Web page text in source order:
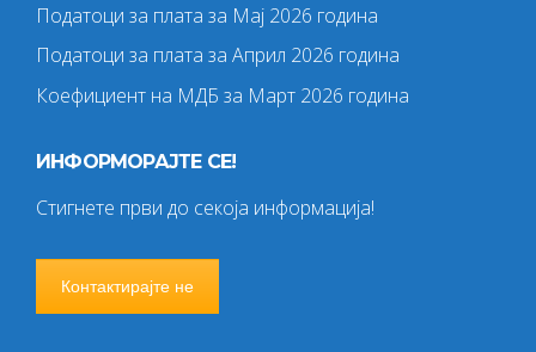
Податоци за плата за Мај 2026 година
Податоци за плата за Април 2026 година
Коефициент на МДБ за Март 2026 година
ИНФОРМОРАЈТЕ СЕ!
Стигнете први до секоја информација!
Контактирајте не